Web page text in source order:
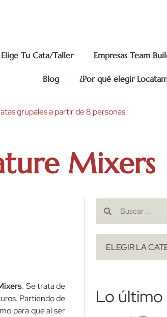
Elige Tu Cata/Taller Empresas Team
Blog ¿Por qué elegir
grupales a partir de 8 personas
Mixers
. Se trata de
Partiendo de
para que al ser
Lo